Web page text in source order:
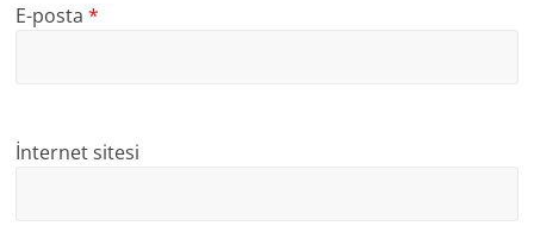
E-posta*
İnternet sitesi